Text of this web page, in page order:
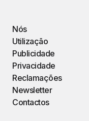
Nós
Utilização
Publicidade
Privacidade
Reclamações
Newsletter
Contactos